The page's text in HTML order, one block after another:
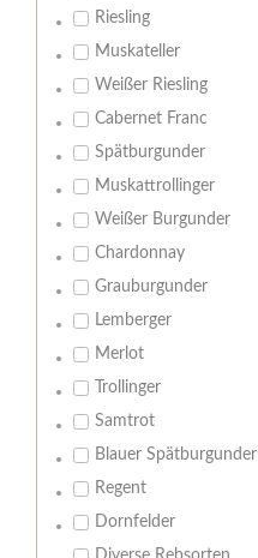
Riesling
Muskateller
Weißer Riesling
Cabernet Franc
Spätburgunder
Muskattrollinger
Weißer Burgunder
Chardonnay
Grauburgunder
Lemberger
Merlot
Trollinger
Samtrot
Blauer Spätburgunder
Regent
Dornfelder